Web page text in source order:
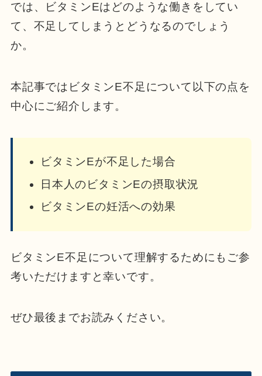
では、ビタミンEはどのような働きをしてい
て、不足してしまうとどうなるのでしょう
か。
本記事ではビタミンE不足について以下の点を
中心にご紹介します。
ビタミンEが不足した場合
日本人のビタミンEの摂取状況
ビタミンEの妊活への効果
ビタミンE不足について理解するためにもご参
考いただけますと幸いです。
ぜひ最後までお読みください。